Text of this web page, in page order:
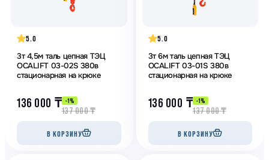
5.0
3т 4,5м таль цепная ТЭЦ
OCALIFT 03-02S 380в
стационарная на крюке
136 000 ₸ -1%
137 000₸
В КОРЗИНУ
5.0
3т 6м таль цепная ТЭЦ
OCALIFT 03-01S 380в
стационарная на крюке
136 000 ₸ -1%
137 000₸
В КОРЗИНУ